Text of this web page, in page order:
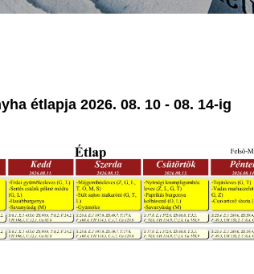
étlapja 2026. 08. 10 - 08. 14-ig